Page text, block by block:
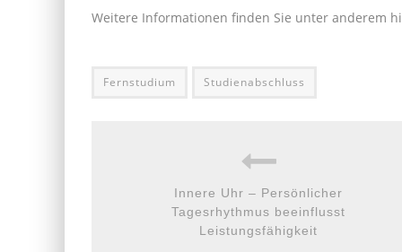
Weitere Informationen finden Sie unter anderem
Fernstudium Studienabschluss
Innere Uhr – Persönlicher
Tagesrhythmus beeinflusst
Leistungsfähigkeit